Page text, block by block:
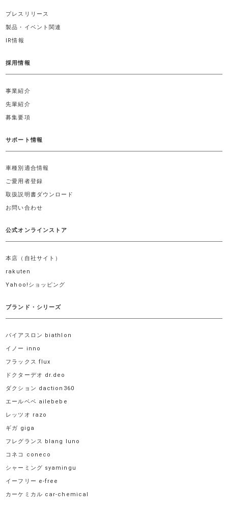
プレスリリース
製品・イベント関連
IR情報
採用情報
事業紹介
先輩紹介
募集要項
サポート情報
車種別適合情報
ご愛用者登録
取扱説明書ダウンロード
お問い合わせ
公式オンラインストア
本店（自社サイト）
rakuten
Yahoo!ショッピング
ブランド・シリーズ
バイアスロン biathlon
イノー inno
フラックス flux
ドクターデオ dr.deo
ダクション daction360
エールベベ ailebebe
レッツオ razo
ギガ giga
フレグランス blang luno
コネコ coneco
シャーミング syamingu
イーフリー e-free
カーケミカル car-chemical